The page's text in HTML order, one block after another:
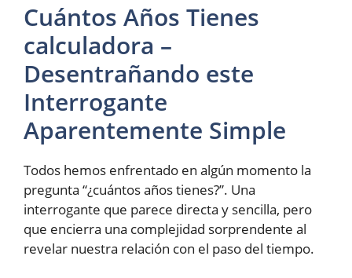
Cuántos Años Tienes
calculadora –
Desentrañando este
Interrogante
Aparentemente Simple
Todos hemos enfrentado en algún momento la
pregunta “¿cuántos años tienes?”. Una
interrogante que parece directa y sencilla, pero
que encierra una complejidad sorprendente al
revelar nuestra relación con el paso del tiempo.